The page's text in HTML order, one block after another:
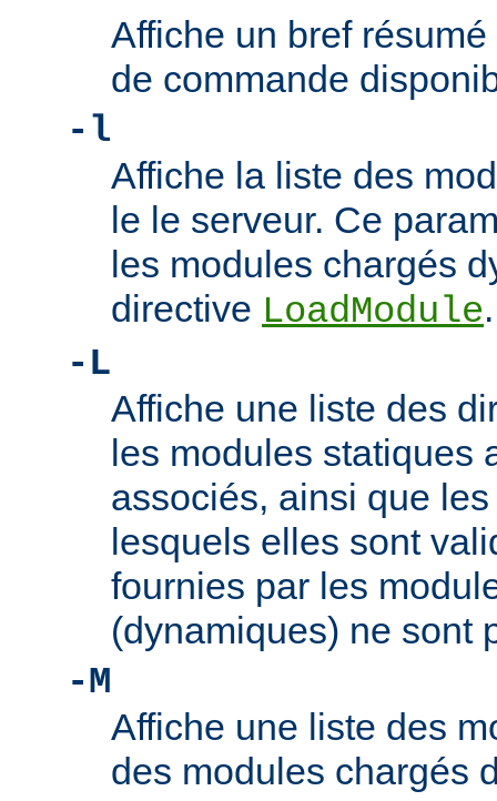
Affiche un bref
de commande
-l
Affiche la liste des
le le serveur. Ce
les modules chargés
directive LoadModule.
-L
Affiche une liste des
les modules statiques
associés, ainsi que
lesquels elles sont
fournies par les
(dynamiques) ne sont
-M
Affiche une liste des
des modules chargés